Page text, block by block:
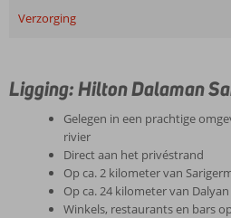
Verzorging
Ligging: Hilton Dalaman
Gelegen in een prachtige
rivier
Direct aan het privéstrand
Op ca. 2 kilometer van
Op ca. 24 kilometer van Dalyan
Winkels, restaurants en bars